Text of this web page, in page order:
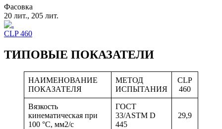
Фасовка
20 лит., 205 лит.
CLP 460
ТИПОВЫЕ ПОКАЗАТЕЛИ
НАИМЕНОВАНИЕ
ПОКАЗАТЕЛЯ
МЕТОД
ИСПЫТАНИЯ
CLP
460
Вязкость
кинематическая при
100 °С, мм2/с
ГОСТ
33/ASTM D
445
29,9